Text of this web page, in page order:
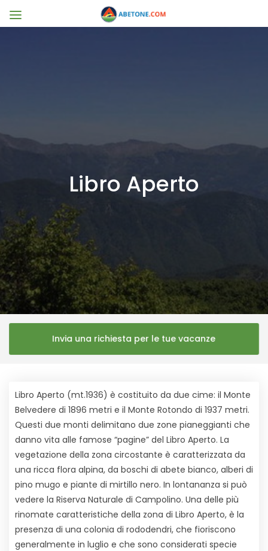
Libro Aperto
Invia una richiesta per le tue vacanze
Libro Aperto (mt.1936) è costituito da due cime: il Monte
Belvedere di 1896 metri e il Monte Rotondo di 1937 metri.
Questi due monti delimitano due zone pianeggianti che
danno vita alle famose “pagine” del Libro Aperto. La
vegetazione della zona circostante è caratterizzata da
una ricca flora alpina, da boschi di abete bianco, alberi di
pino mugo e piante di mirtillo nero. In lontananza si può
vedere la Riserva Naturale di Campolino. Una delle più
rinomate caratteristiche della zona di Libro Aperto, è la
presenza di una colonia di rododendri, che fioriscono
generalmente in luglio e che sono considerati specie